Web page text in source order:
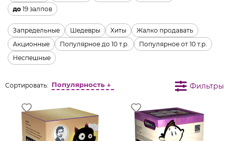
до 19 залпов
Запредельные Шедевры Хиты
Жалко продавать
Акционные
Популярное до 10 т.р.
Популярное от 10 т.р.
Неспешные
Фильтры
Сортировать: Популярность ↓